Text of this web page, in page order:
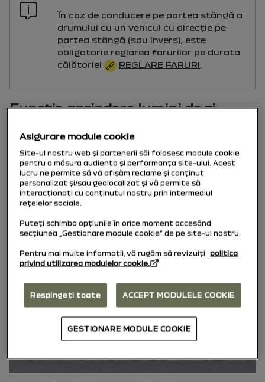
În caz de conducere pe partea stângă a
drumului cu un vehicul cu direcţie pe
partea stângă (sau invers), este
obligatorie reglarea farurilor pe durata
călătoriei
REGLARE FARURI
Funcţie aprindere lumini de zi
Asigurare module cookie
Site-ul nostru web și partenerii săi folosesc module cookie
pentru a măsura audiența și performanța site-ului. Acest
lucru ne permite să vă afișăm reclame și conținut
personalizat și/sau geolocalizat și vă permite să
interacționați cu conținutul nostru prin intermediul
rețelelor sociale.
Puteți schimba opțiunile în orice moment accesând
secțiunea „Gestionare module cookie” de pe site-ul nostru.
Pentru mai multe informații, vă rugăm să revizuiți politica
privind utilizarea modulelor cookie.
Respingeți toate ACCEPT MODULELE COOKIE
GESTIONARE MODULE COOKIE